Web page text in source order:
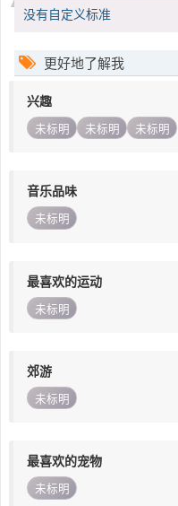
没有自定义标准
更好地了解我
兴趣
未标明 未标明 未标明
音乐品味
未标明
最喜欢的运动
未标明
郊游
未标明
最喜欢的宠物
未标明